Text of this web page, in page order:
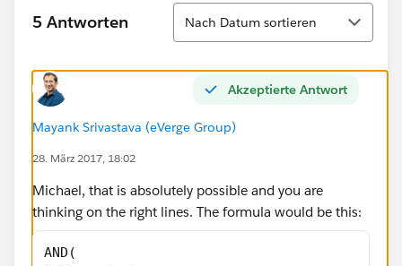
5 Antworten
Sortieren
Nach Datum sortieren
Akzeptierte Antwort
Mayank Srivastava (eVerge Group)
28. März 2017, 18:02
Michael, that is absolutely possible and you are
thinking on the right lines. The formula would be this:
AND(